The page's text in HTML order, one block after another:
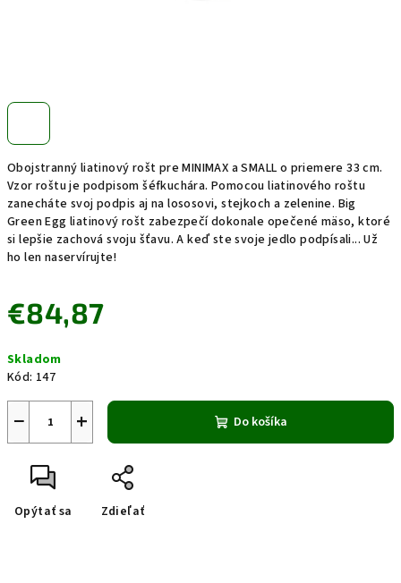
Obojstranný liatinový rošt pre MINIMAX a SMALL o priemere 33 cm.
Vzor roštu je podpisom šéfkuchára. Pomocou liatinového roštu
zanecháte svoj podpis aj na lososovi, stejkoch a zelenine. Big
Green Egg liatinový rošt zabezpečí dokonale opečené mäso, ktoré
si lepšie zachová svoju šťavu. A keď ste svoje jedlo podpísali... Už
ho len naservírujte!
€84,87
cena:
Skladom
Kód: 147
+
− Do košíka
Opýtať sa Zdieľať